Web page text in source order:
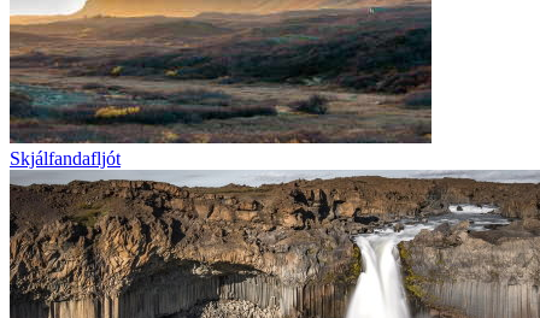
Skjálfandafljót